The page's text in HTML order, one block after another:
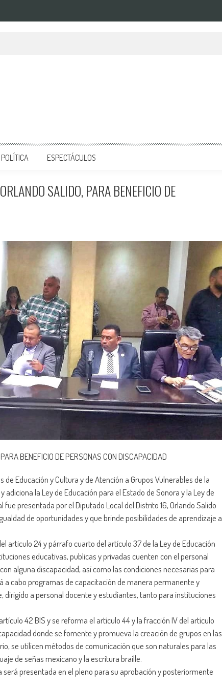
POLÍTICA ESPECTÁCULOS
SALIDO, PARA BENEFICIO DE
BENEFICIO DE PERSONAS CON DISCAPACIDAD
Educación y Cultura y de Atención a Grupos Vulnerables de la
la Ley de Educación para el Estado de Sonora y la Ley de
presentada por el Diputado Local del Distrito 16, Orlando Salido
de oportunidades y que brinde posibilidades de aprendizaje a
articulo 24 y párrafo cuarto del artículo 37 de la Ley de Educación
educativas, publicas y privadas cuenten con el personal
alguna discapacidad, así como las condiciones necesarias para
a cabo programas de capacitación de manera permanente y
a personal docente y estudiantes, tanto para instituciones
42 BIS y se reforma el artículo 44 y la fracción IV del artículo
donde se fomente y promueva la creación de grupos en las
se utilicen métodos de comunicación que son naturales para las
de señas mexicano y la escritura braille.
presentada en el pleno para su aprobación y posteriormente